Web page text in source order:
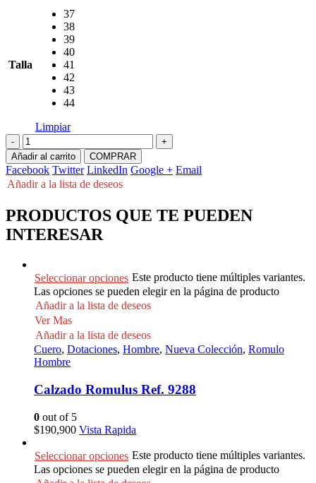
Talla
37
38
39
40
41
42
43
44
Limpiar
-
+
Añadir al carrito
COMPRAR
Facebook Twitter LinkedIn Google + Email
Añadir a la lista de deseos
PRODUCTOS QUE TE PUEDEN
INTERESAR
Seleccionar opciones Este producto tiene múltiples variantes.
Las opciones se pueden elegir en la página de producto
Añadir a la lista de deseos
Ver Mas
Añadir a la lista de deseos
Cuero, Dotaciones, Hombre, Nueva Colección, Romulo
Hombre
Calzado Romulus Ref. 9288
0 out of 5
$190,900 Vista Rapida
Seleccionar opciones Este producto tiene múltiples variantes.
Las opciones se pueden elegir en la página de producto